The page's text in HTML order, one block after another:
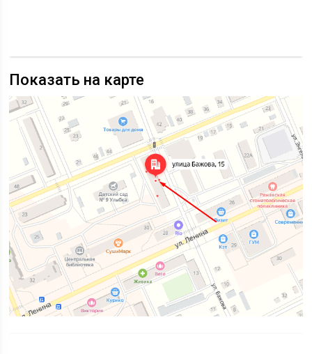
Показать на карте